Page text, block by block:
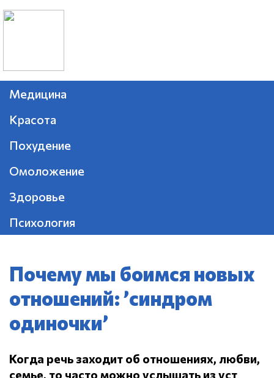
Медицина
Красота
Похудение
Омоложение
Здоровье
Психология
Почему мы боимся новых
отношений: ’синдром
одиночки’
Когда речь заходит об отношениях, любви,
семье, то часто можно услышать из уст